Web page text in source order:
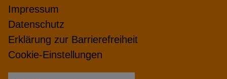
Impressum
Datenschutz
Erklärung zur Barrierefreiheit
Cookie-Einstellungen